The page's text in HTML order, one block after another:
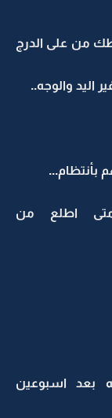
من على الدرج
اليد والوجه..
بأنتظام...
اطلع من
بعد اسبوعين